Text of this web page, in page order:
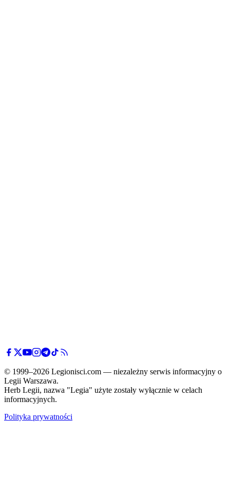
© 1999–2026 Legionisci.com — niezależny serwis informacyjny o
Legii Warszawa.
Herb Legii, nazwa "Legia" użyte zostały wyłącznie w celach
informacyjnych.
Polityka prywatności